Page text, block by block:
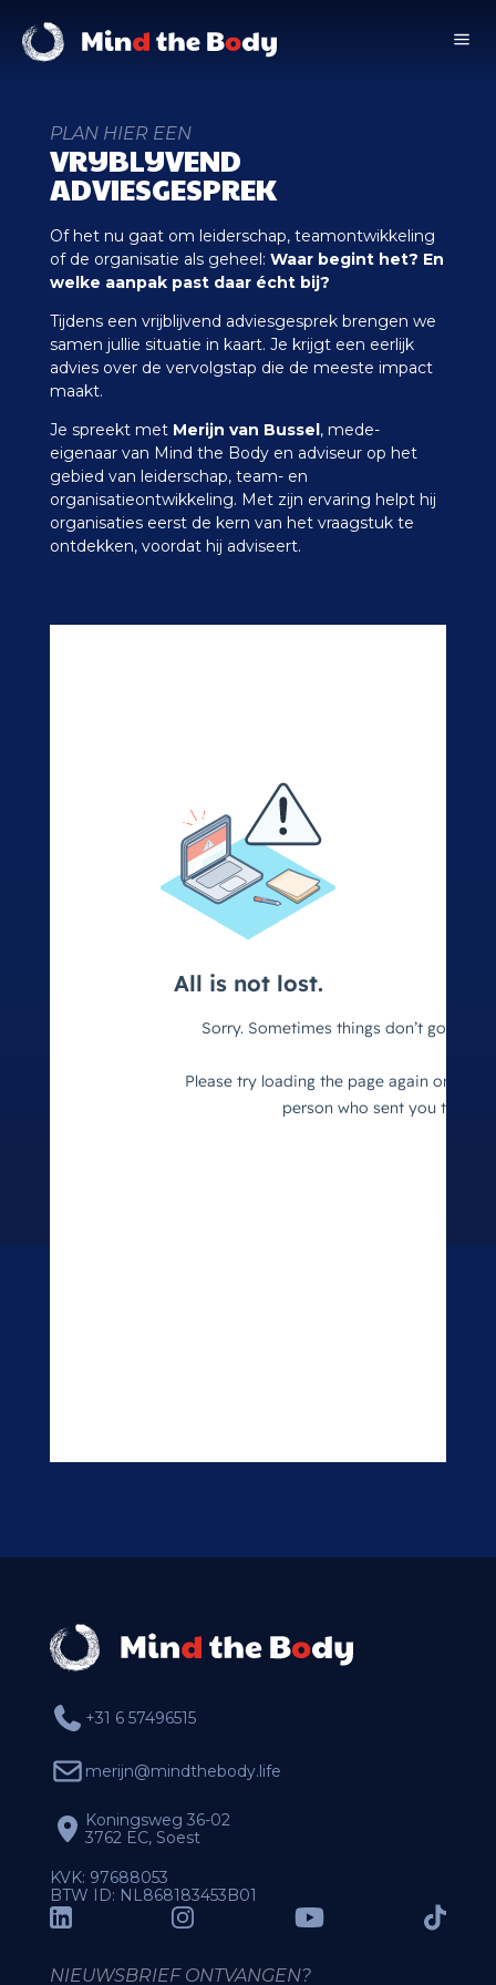
a
PLAN HIER EEN
VRIJBLIJVEND
ADVIESGESPREK
Of het nu gaat om leiderschap, teamontwikkeling
of de organisatie als geheel: Waar begint het? En
welke aanpak past daar écht bij?
Tijdens een vrijblijvend adviesgesprek brengen we
samen jullie situatie in kaart. Je krijgt een eerlijk
advies over de vervolgstap die de meeste impact
maakt.
Je spreekt met Merijn van Bussel, mede-
eigenaar van Mind the Body en adviseur op het
gebied van leiderschap, team- en
organisatieontwikkeling. Met zijn ervaring helpt hij
organisaties eerst de kern van het vraagstuk te
ontdekken, voordat hij adviseert.
+31 6 57496515
merijn@mindthebody.life
Koningsweg 36-02
3762 EC, Soest
KVK: 97688053
BTW ID: NL868183453B01
NIEUWSBRIEF ONTVANGEN?